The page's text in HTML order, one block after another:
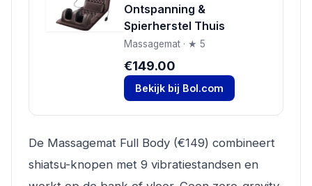
Ontspanning &
Spierherstel Thuis
Massagemat · ★ 5
€149.00
Bekijk bij Bol.com
De Massagemat Full Body (€149) combineert
shiatsu-knopen met 9 vibratiestandsen en